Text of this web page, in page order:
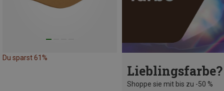
Du sparst 61%
Lieblingsfarbe?
Shoppe sie mit bis zu -50 %